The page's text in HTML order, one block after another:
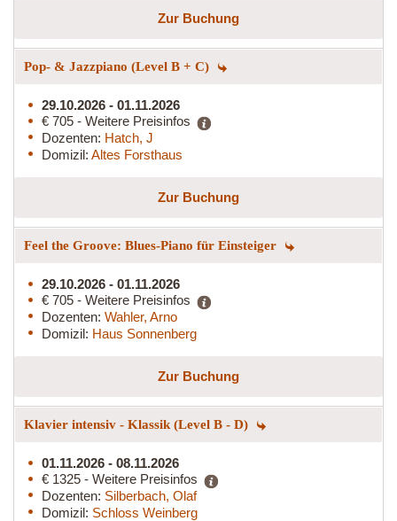
Zur Buchung
Pop- & Jazzpiano (Level B + C)
29.10.2026 - 01.11.2026
€ 705 - Weitere Preisinfos
Dozenten: Hatch, J
Domizil: Altes Forsthaus
Zur Buchung
Feel the Groove: Blues-Piano für Einsteiger
29.10.2026 - 01.11.2026
€ 705 - Weitere Preisinfos
Dozenten: Wahler, Arno
Domizil: Haus Sonnenberg
Zur Buchung
Klavier intensiv - Klassik (Level B - D)
01.11.2026 - 08.11.2026
€ 1325 - Weitere Preisinfos
Dozenten: Silberbach, Olaf
Domizil: Schloss Weinberg